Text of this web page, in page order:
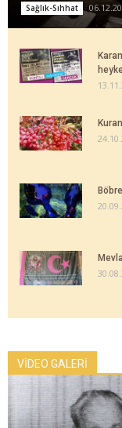
Sağlık-Sıhhat
VİDEO GALERİ